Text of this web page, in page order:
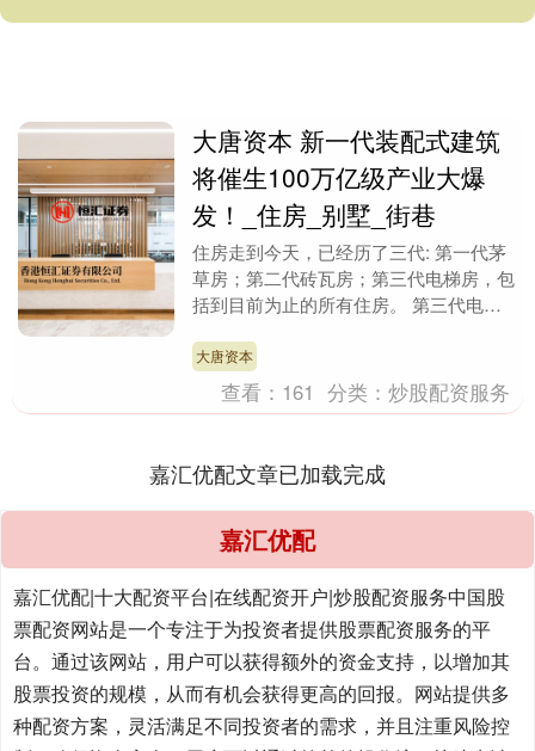
大唐资本 新一代装配式建筑
将催生100万亿级产业大爆
发！_住房_别墅_街巷
住房走到今天，已经历了三代: 第一代茅
草房；第二代砖瓦房；第三代电梯房，包
括到目前为止的所有住房。 第三代电梯
才能看到外面的....
大唐资本
查看： 161 分类：炒股配资服务
嘉汇优配文章已加载完成
嘉汇优配
嘉汇优配|十大配资平台|在线配资开户|炒股配资服务中国股
票配资网站是一个专注于为投资者提供股票配资服务的平
台。通过该网站，用户可以获得额外的资金支持，以增加其
股票投资的规模，从而有机会获得更高的回报。网站提供多
种配资方案，灵活满足不同投资者的需求，并且注重风险控